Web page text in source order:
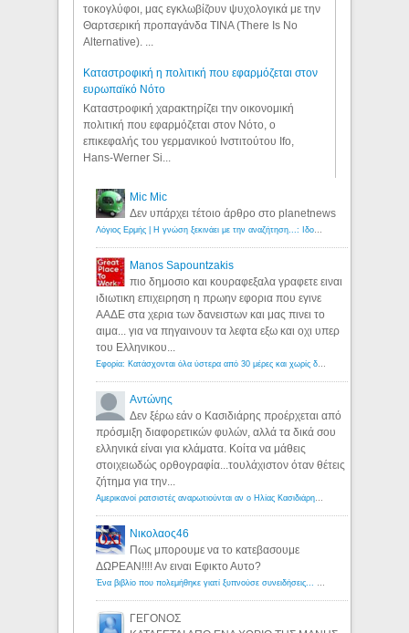
τοκογλύφοι, μας εγκλωβίζουν ψυχολογικά με την
Θαρτσερική προπαγάνδα TINA (There Is No
Alternative). ...
Καταστροφική η πολιτική που εφαρμόζεται στον
ευρωπαϊκό Νότο
Καταστροφική χαρακτηρίζει την οικονομική
πολιτική που εφαρμόζεται στον Νότο, ο
επικεφαλής του γερμανικού Ινστιτούτου Ifo,
Hans-Werner Si...
Mic Mic
Δεν υπάρχει τέτοιο άρθρο στο planetnews
Λόγιος Ερμής | Η γνώση ξεκινάει με την αναζήτηση...: Ιδού οι 18 που χρωστούν 11 δις ευρώ!
Manos Sapountzakis
πιο δημοσιο και κουραφεξαλα γραφετε ειναι
ιδιωτικη επιχειρηση η πρωην εφορια που εγινε
ΑΑΔΕ στα χερια των δανειστων και μας πινει το
αιμα... για να πηγαινουν τα λεφτα εξω και οχι υπερ
του Ελληνικου...
Εφορία: Κατάσχονται όλα ύστερα από 30 μέρες και χωρίς δικαστικές αποφάσεις - Λόγιος Ερμής
Αντώνης
Δεν ξέρω εάν ο Κασιδιάρης προέρχεται από
πρόσμιξη διαφορετικών φυλών, αλλά τα δικά σου
ελληνικά είναι για κλάματα. Κοίτα να μάθεις
στοιχειωδώς ορθογραφία...τουλάχιστον όταν θέτεις
ζήτημα για την...
Αμερικανοί ρατσιστές αναρωτιούνται αν ο Ηλίας Κασιδιάρης ανήκει στη λευκή φυλή... - Λόγιος Ερμής
Νικολαος46
Πως μπορουμε να το κατεβασουμε
ΔΩΡΕΑΝ!!!! Αν ειναι Εφικτο Αυτο?
Ένα βιβλίο που πολεμήθηκε γιατί ξυπνούσε συνειδήσεις... - Λόγιος Ερμής | Η γνώση ξεκινάει με την αναζήτηση...
ΓΕΓΟΝΟΣ